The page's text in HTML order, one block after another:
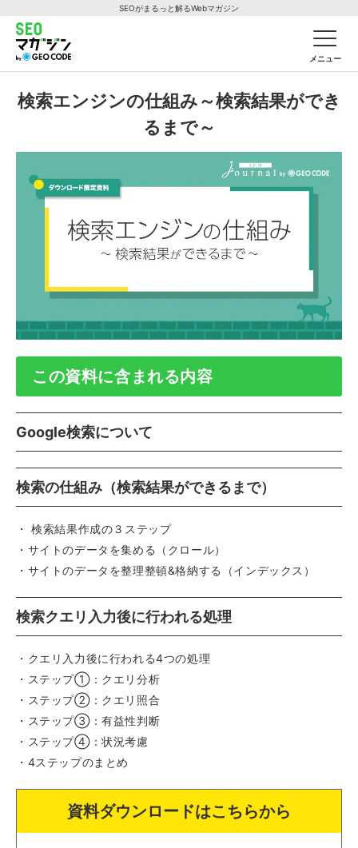
SEOがまるっと解るWebマガジン
メニュー
検索エンジンの仕組み～検索結果ができ
るまで～
この資料に含まれる内容
Google検索について
検索の仕組み（検索結果ができるまで）
・ 検索結果作成の３ステップ
・サイトのデータを集める（クロール）
・サイトのデータを整理整頓&格納する（インデックス）
検索クエリ入力後に行われる処理
・クエリ入力後に行われる4つの処理
・ステップ①：クエリ分析
・ステップ②：クエリ照合
・ステップ③：有益性判断
・ステップ④：状況考慮
・4ステップのまとめ
資料ダウンロードはこちらから